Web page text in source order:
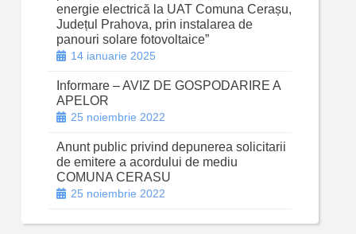
energie electrică la UAT Comuna Cerașu,
Județul Prahova, prin instalarea de
panouri solare fotovoltaice”
14 ianuarie 2025
Informare – AVIZ DE GOSPODARIRE A
APELOR
25 noiembrie 2022
Anunt public privind depunerea solicitarii
de emitere a acordului de mediu
COMUNA CERASU
25 noiembrie 2022